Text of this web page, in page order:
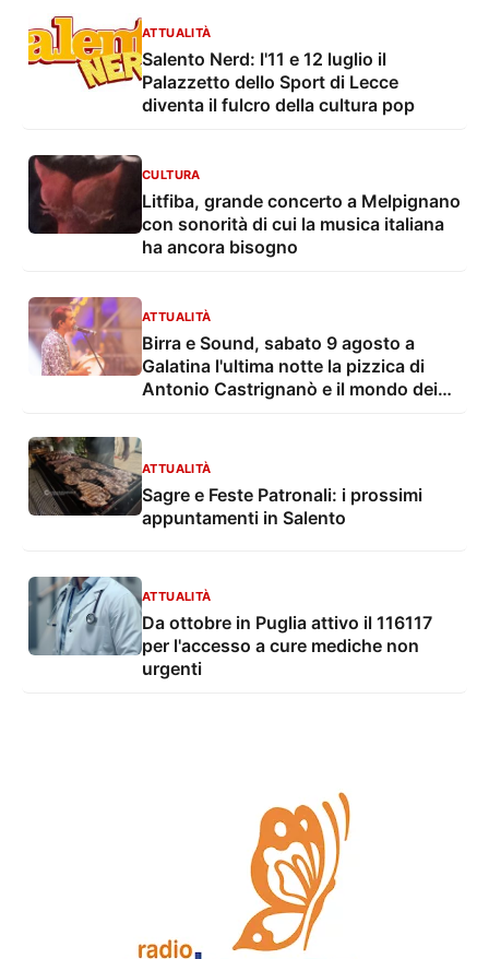
ATTUALITÀ
Salento Nerd: l'11 e 12 luglio il
Palazzetto dello Sport di Lecce
diventa il fulcro della cultura pop
CULTURA
Litfiba, grande concerto a Melpignano
con sonorità di cui la musica italiana
ha ancora bisogno
ATTUALITÀ
Birra e Sound, sabato 9 agosto a
Galatina l'ultima notte la pizzica di
Antonio Castrignanò e il mondo dei
ATTUALITÀ
Sagre e Feste Patronali: i prossimi
appuntamenti in Salento
ATTUALITÀ
Da ottobre in Puglia attivo il 116117
per l'accesso a cure mediche non
urgenti